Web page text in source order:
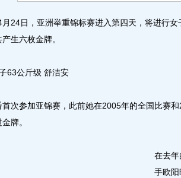
24日，亚洲举重锦标赛进入第四天，将进行女
生六枚金牌。
公斤级 舒洁安
参加亚锦赛，此前她在2005年的全国比赛和
牌。
在去
手欧阳